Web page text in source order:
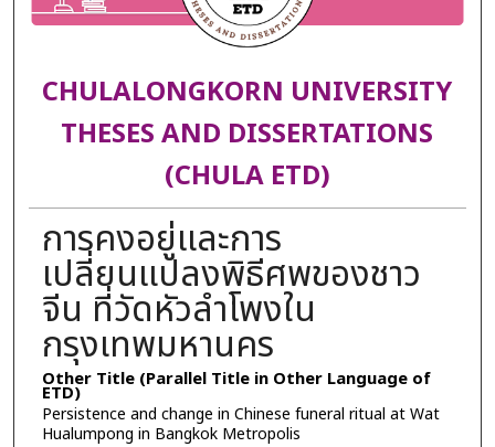
CHULALONGKORN UNIVERSITY
THESES AND DISSERTATIONS
(CHULA ETD)
การคงอยู่และการ
เปลี่ยนแปลงพิธีศพของชาว
จีน ที่วัดหัวลำโพงใน
กรุงเทพมหานคร
Other Title (Parallel Title in Other Language of
ETD)
Persistence and change in Chinese funeral ritual at Wat
Hualumpong in Bangkok Metropolis